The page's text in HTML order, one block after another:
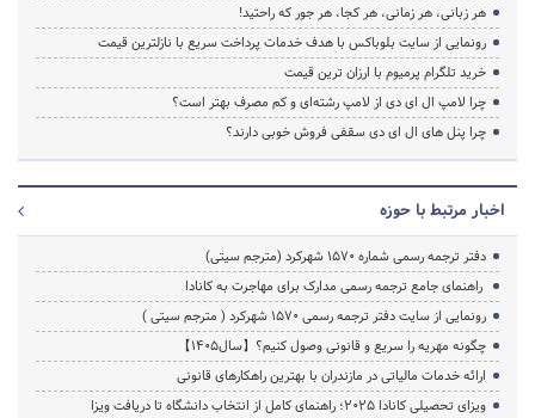
هر زبانی، هر زمانی، هر کجا، هر جور که راحتید!
رونمایی از سایت بلوباکس با هدف خدمات پرداخت سریع با نازلترین قیمت
خرید تلگرام پرمیوم با ارزان ترین قیمت
چرا لامپ ال ای دی از لامپ رشته‌ای و کم مصرف بهتر است؟
چرا پنل های ال ای دی سقفی فروش خوبی دارند؟
اخبار مرتبط با حوزه
دفتر ترجمه رسمی شماره ۱۵۷۰ شهرکرد (مترجم سیتی)
راهنمای جامع ترجمه رسمی مدارک برای مهاجرت به کانادا
رونمایی از سایت دفتر ترجمه رسمی 1570 شهرکرد ( مترجم سیتی )
چگونه مهریه را سریع و قانونی وصول کنیم؟【سال1405】
ارائه خدمات مالیاتی در مازندران با بهترین راهکارهای قانونی
ویزای تحصیلی کانادا ۲۰۲۵؛ راهنمای کامل از انتخاب دانشگاه تا دریافت ویزا